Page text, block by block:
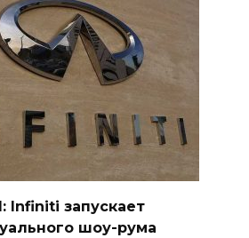
Infiniti запускает
шоу-рума